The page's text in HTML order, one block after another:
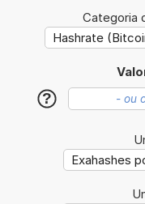
Categoria
?